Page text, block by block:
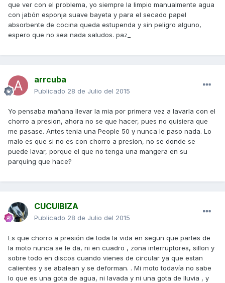
que ver con el problema, yo siempre la limpio manualmente agua
con jabón esponja suave bayeta y para el secado papel
absorbente de cocina queda estupenda y sin peligro alguno,
espero que no sea nada saludos. paz_
arrcuba
Publicado 28 de Julio del 2015
Yo pensaba mañana llevar la mia por primera vez a lavarla con el
chorro a presion, ahora no se que hacer, pues no quisiera que
me pasase. Antes tenia una People 50 y nunca le paso nada. Lo
malo es que si no es con chorro a presion, no se donde se
puede lavar, porque el que no tenga una mangera en su
parquing que hace?
CUCUIBIZA
Publicado 28 de Julio del 2015
Es que chorro a presión de toda la vida en segun que partes de
la moto nunca se le da, ni en cuadro , zona interruptores, sillon y
sobre todo en discos cuando vienes de circular ya que estan
calientes y se abalean y se deforman. . Mi moto todavía no sabe
lo que es una gota de agua, ni lavada y ni una gota de lluvia , y